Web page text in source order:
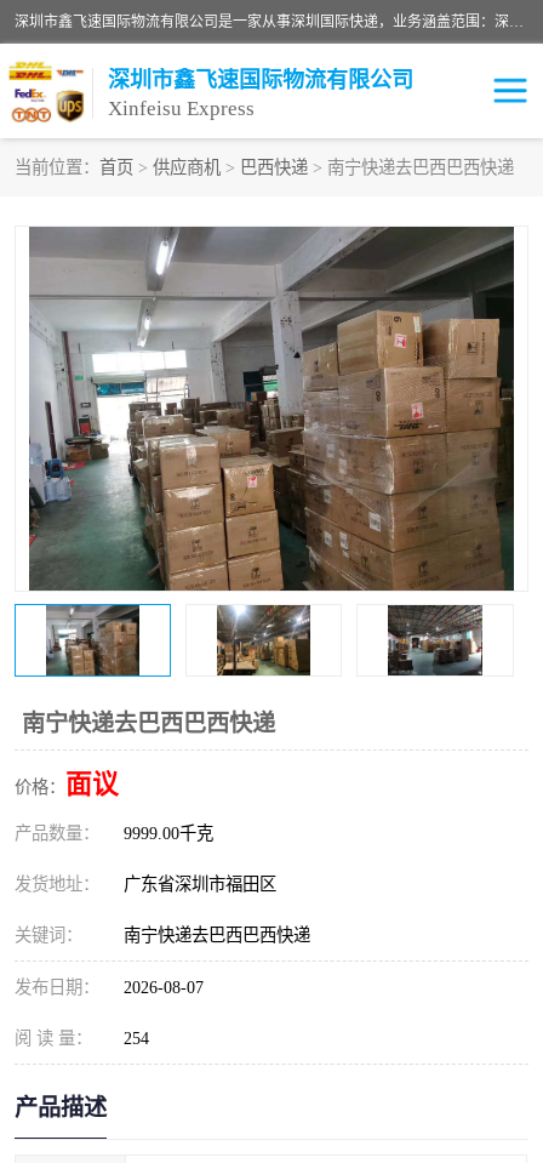
深圳市鑫飞速国际物流有限公司是一家从事深圳国际快递，业务涵盖范围：深圳DHL国际快递、深圳国际快递公司、深圳国际物流公司、深圳国际快递、深圳DHL国际快递电话可拨打全国服务热线：15019287411。欢迎各位亲来人来电到我司洽谈合作。
深圳市鑫飞速国际物流有限公司
Xinfeisu Express
当前位置： 首页 > 供应商机 > 巴西快递 > 南宁快递去巴西巴西快递
南宁快递去巴西巴西快递
价格： 面议
产品数量： 9999.00千克
发货地址： 广东省深圳市福田区
关键词： 南宁快递去巴西巴西快递
发布日期： 2026-08-07
阅 读 量： 254
产品描述
俄罗斯快递 巴西快递
深圳DHL国际快递 伊朗快递
UPS国际快递 深圳国际快递公司
深圳国际物流公司 深圳国际快递电话
DHL国际快递电话 深圳国际快递
新能源电池出口物流